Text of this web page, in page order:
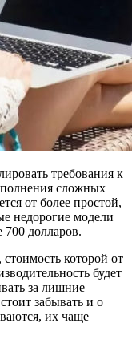
требования к
сложных
от более простой,
недорогие модели
долларов.
которой от
будет
за лишние
забывать и о
их чаще